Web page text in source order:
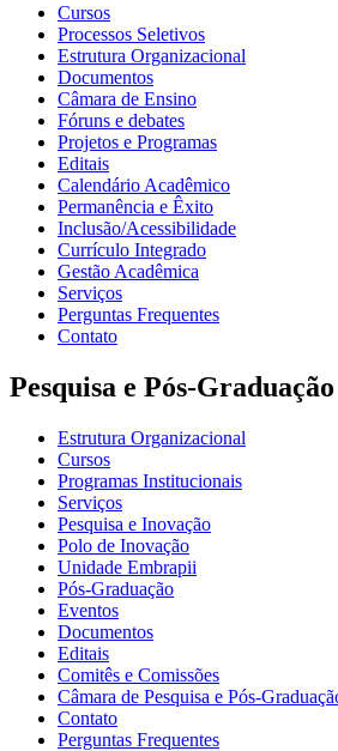
Cursos
Processos Seletivos
Estrutura Organizacional
Documentos
Câmara de Ensino
Fóruns e debates
Projetos e Programas
Editais
Calendário Acadêmico
Permanência e Êxito
Inclusão/Acessibilidade
Currículo Integrado
Gestão Acadêmica
Serviços
Perguntas Frequentes
Contato
Pesquisa e Pós-Graduação
Estrutura Organizacional
Cursos
Programas Institucionais
Serviços
Pesquisa e Inovação
Polo de Inovação
Unidade Embrapii
Pós-Graduação
Eventos
Documentos
Editais
Comitês e Comissões
Câmara de Pesquisa e Pós-
Contato
Perguntas Frequentes